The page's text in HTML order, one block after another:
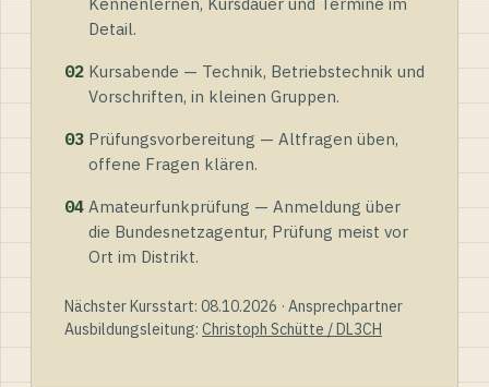
Detail.
02 Kursabende — Technik, Betriebstechnik und
Vorschriften, in kleinen Gruppen.
03 Prüfungsvorbereitung — Altfragen üben,
offene Fragen klären.
04 Amateurfunkprüfung — Anmeldung über
die Bundesnetzagentur, Prüfung meist vor
Ort im Distrikt.
Nächster Kursstart: 08.10.2026 · Ansprechpartner
Ausbildungsleitung: Christoph Schütte / DL3CH